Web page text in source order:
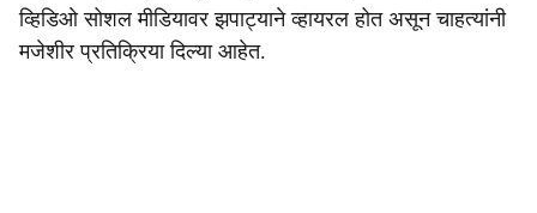
व्हिडिओ सोशल मीडियावर झपाट्याने व्हायरल होत असून चाहत्यांनी
मजेशीर प्रतिक्रिया दिल्या आहेत.